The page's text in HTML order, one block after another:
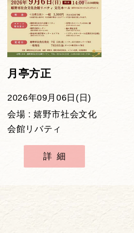
月亭方正
2026年09月06日(日)
会場 : 嬉野市社会文化
会館リバティ
詳細